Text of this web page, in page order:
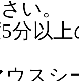
い。
5分以
ウス